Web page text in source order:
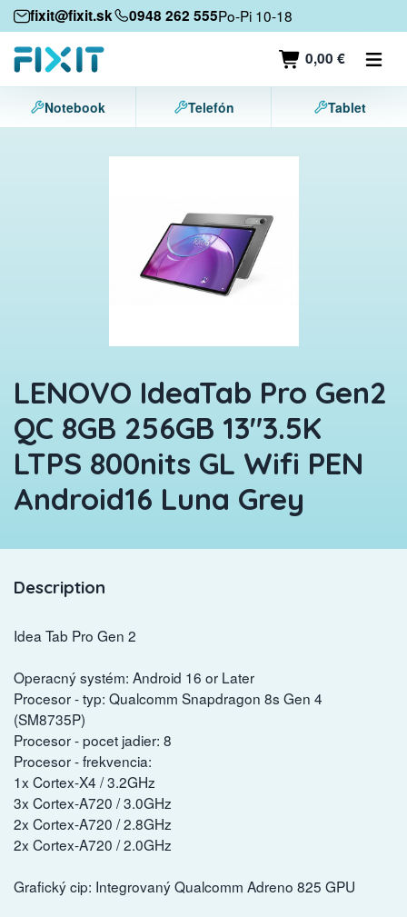
fixit@fixit.sk 0948 262 555Po-Pi 10-18
0,00 €
Mobile devices
Mobile phones
Tablets
Notebook Telefón Tablet
LENOVO IdeaTab Pro Gen2
QC 8GB 256GB 13"3.5K
LTPS 800nits GL Wifi PEN
Android16 Luna Grey
Description
Idea Tab Pro Gen 2
Operacný systém: Android 16 or Later
Procesor - typ: Qualcomm Snapdragon 8s Gen 4
(SM8735P)
Procesor - pocet jadier: 8
Procesor - frekvencia:
1x Cortex-X4 / 3.2GHz
3x Cortex-A720 / 3.0GHz
2x Cortex-A720 / 2.8GHz
2x Cortex-A720 / 2.0GHz
Grafický cip: Integrovaný Qualcomm Adreno 825 GPU